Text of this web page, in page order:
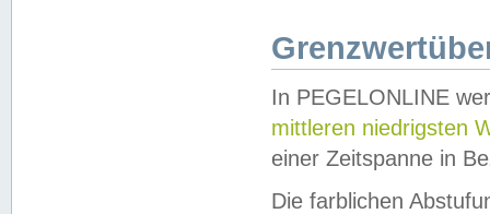
In PEGELONLINE
mittleren niedrigsten
einer Zeitspanne in
Die farblichen